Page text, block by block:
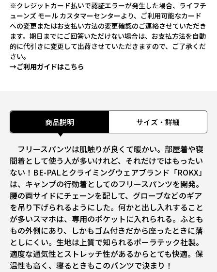
※クレジットカード払いで認証エラーが発生した場合、ライフチ
ューンズ モール カスタマーセンターより、ご利用可能なカード
への変更またはお支払い方法の変更確認のご連絡させていただき
ます。期日までにご回答いただけない場合は、お支払方法を自動
的に代引きに変更して出荷させていただきますので、ご了承くだ
さい。
→ご利用ガイドはこちら
商品説明 サイズ・詳細
フリースパンツは肌触りが良くて暖かい。部屋着や寝
間着として使う人が多いけれど、それだけではもったい
ない！BE-PALとクライミングウェアブランド「ROKX」
は、キャンプの行動着としてのフリースパンツを開発。
腰の両サイドにチェーンを配して、グローブなどのギア
を吊り下げられるようにした。何かと出し入れすること
が多いスマホは、専用のポケットに入れられる。ふとも
もの外側にあり、しかもゴム付きだから座ったときに落
としにくい。生地は上質で知られるポーラテック社製。
適度な通気性とストレッチ性があるからとても快適。保
温性も高く、寝るときもこのパンツで決まり！